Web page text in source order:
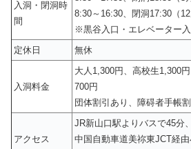
入洞・閉洞時
間
8:30～16:30、閉洞17:30（12
※黒谷入口・エレベーター
定休日
無休
入洞料金
大人1,300円、高校生1,300
700円
団体割引あり、障碍者手帳
アクセス
JR新山口駅よりバスで45分
中国自動車道美祢東JCT経